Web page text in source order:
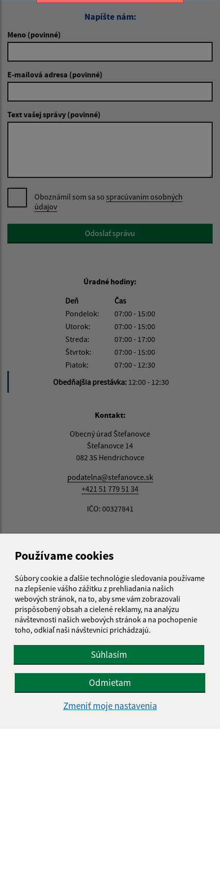
Používame cookies
Súbory cookie a ďalšie technológie sledovania používame
na zlepšenie vášho zážitku z prehliadania našich
webových stránok, na to, aby sme vám zobrazovali
prispôsobený obsah a cielené reklamy, na analýzu
návštevnosti našich webových stránok a na pochopenie
toho, odkiaľ naši návštevníci prichádzajú.
Súhlasím
Odmietam
Zmeniť moje nastavenia
Napíšte nám:
Meno (povinné)
E-mailová adresa (povinné)
Text vašej správy (povinné)
Oboznámil som sa so spracúvaním osobných
údajov
Google reCaptcha ResponseOdoslať správu
Úradné hodiny:
Deň
Čas
Pondelok:
07:00 - 15:00
Utorok:
07:00 - 15:00
Streda:
07:00 - 17:00
Štvrtok:
07:00 - 15:00
Piatok:
07:00 - 12:30
Obedňajšia prestávka: 12:00 - 12:30
Kontakt:
Obecný úrad Štefanovce
Štefanovce 14
082 35 Hendrichovce
podatelna@stefanovce.sk
+421 51 779 51 34
IČO: 00327841
Informácie o stránke:
Vyhlásenie o prístupnosti